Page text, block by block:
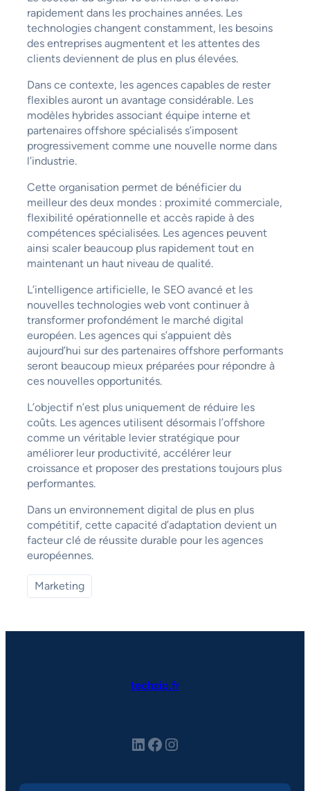
rapidement dans les prochaines années. Les
technologies changent constamment, les besoins
des entreprises augmentent et les attentes des
clients deviennent de plus en plus élevées.
Dans ce contexte, les agences capables de rester
flexibles auront un avantage considérable. Les
modèles hybrides associant équipe interne et
partenaires offshore spécialisés s’imposent
progressivement comme une nouvelle norme dans
l’industrie.
Cette organisation permet de bénéficier du
meilleur des deux mondes : proximité commerciale,
flexibilité opérationnelle et accès rapide à des
compétences spécialisées. Les agences peuvent
ainsi scaler beaucoup plus rapidement tout en
maintenant un haut niveau de qualité.
L’intelligence artificielle, le SEO avancé et les
nouvelles technologies web vont continuer à
transformer profondément le marché digital
européen. Les agences qui s’appuient dès
aujourd’hui sur des partenaires offshore performants
seront beaucoup mieux préparées pour répondre à
ces nouvelles opportunités.
L’objectif n’est plus uniquement de réduire les
coûts. Les agences utilisent désormais l’offshore
comme un véritable levier stratégique pour
améliorer leur productivité, accélérer leur
croissance et proposer des prestations toujours plus
performantes.
Dans un environnement digital de plus en plus
compétitif, cette capacité d’adaptation devient un
facteur clé de réussite durable pour les agences
européennes.
Marketing
techzip.fr
LinkedIn Facebook Instagram